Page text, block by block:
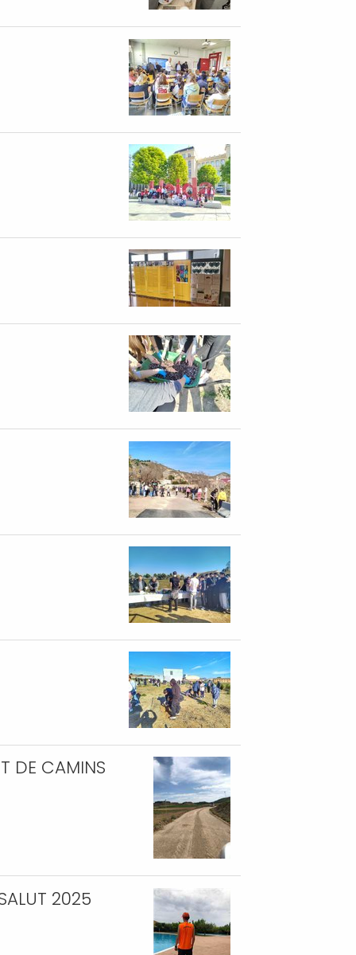
DE CAMINS
2025